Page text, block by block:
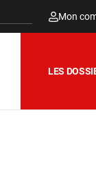
Mon
LES